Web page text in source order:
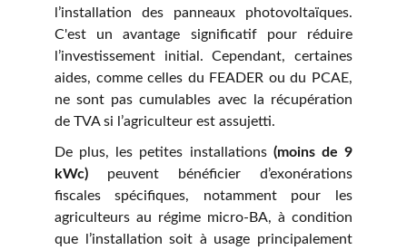
l’installation des panneaux photovoltaïques.
C'est un avantage significatif pour réduire
l’investissement initial. Cependant, certaines
aides, comme celles du FEADER ou du PCAE,
ne sont pas cumulables avec la récupération
de TVA si l’agriculteur est assujetti.
De plus, les petites installations (moins de 9
kWc) peuvent bénéficier d’exonérations
fiscales spécifiques, notamment pour les
agriculteurs au régime micro-BA, à condition
que l’installation soit à usage principalement